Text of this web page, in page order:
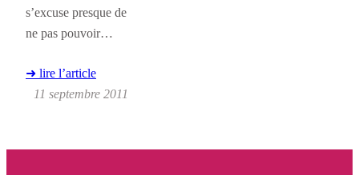
s’excuse presque de
ne pas pouvoir…
➜ lire l’article
11 septembre 2011